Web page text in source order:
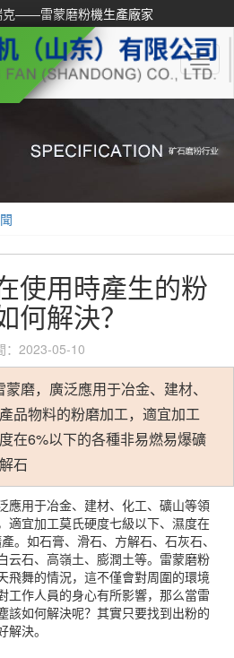
克——雷蒙磨粉機生產廠家
使用時產生的粉
何解決？
：2023-05-10
磨，廣泛應用于冶金、建材、
品物料的粉磨加工，適宜加工
在6%以下的各種非易燃易爆礦
石
應用于冶金、建材、化工、礦山等領
適宜加工莫氏硬度七級以下、濕度在
。如石膏、滑石、方解石、石灰石、
云石、高嶺土、膨潤土等。雷蒙磨粉
飛舞的情況，這不僅會對周圍的環境
工作人員的身心有所影響，那么當雷
該如何解決呢？其實只要找到出粉的
決。